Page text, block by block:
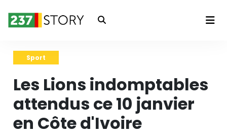
Connexion
Sport
Les Lions indomptables
attendus ce 10 janvier
en Côte d'Ivoire